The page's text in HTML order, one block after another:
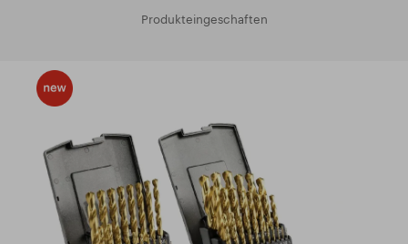
Produkteingeschaften